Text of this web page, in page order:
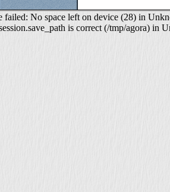
No space left on device (28) in
is correct (/tmp/agora) in